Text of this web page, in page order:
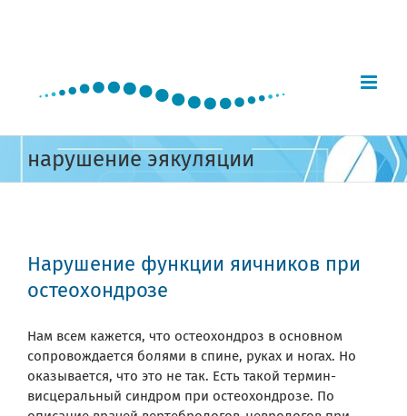
нарушение эякуляции
Нарушение функции яичников при
остеохондрозе
Нам всем кажется, что остеохондроз в основном
сопровождается болями в спине, руках и ногах. Но
оказывается, что это не так. Есть такой термин-
висцеральный синдром при остеохондрозе. По